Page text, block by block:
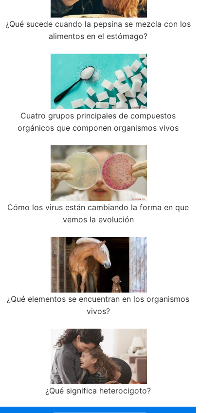
¿Qué sucede cuando la pepsina se mezcla con los
alimentos en el estómago?
Cuatro grupos principales de compuestos
orgánicos que componen organismos vivos
Cómo los virus están cambiando la forma en que
vemos la evolución
¿Qué elementos se encuentran en los organismos
vivos?
¿Qué significa heterocigoto?